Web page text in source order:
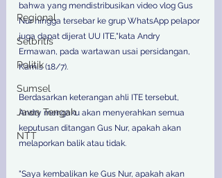
Regional
Selbritis
Politik
Sumsel
Jawa Tengah
NTT
bahwa yang mendistribusikan video vlog Gus
Nur hingga tersebar ke grup WhatsApp pelapor
juga dapat dijerat UU ITE,"kata Andry
Ermawan, pada wartawan usai persidangan,
Kamis (18/7).
Berdasarkan keterangan ahli ITE tersebut,
Andry mengaku akan menyerahkan semua
keputusan ditangan Gus Nur, apakah akan
melaporkan balik atau tidak.
"Saya kembalikan ke Gus Nur, apakah akan